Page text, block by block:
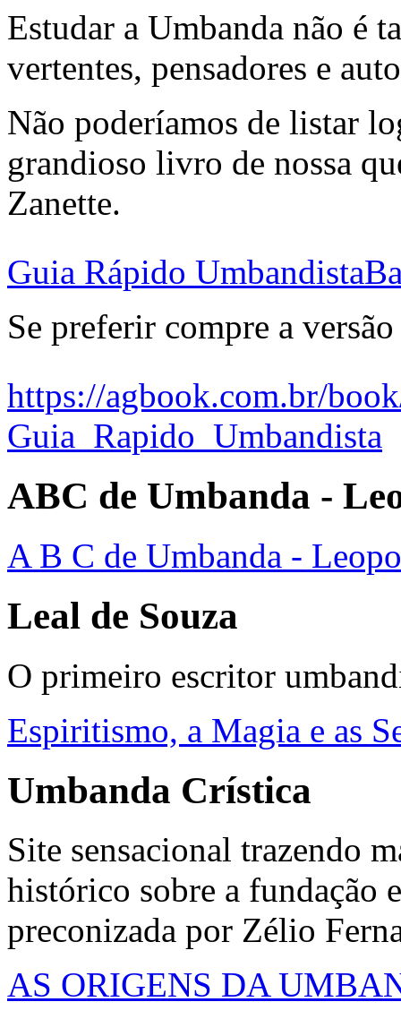
Estudar a Umbanda não é
vertentes, pensadores e
Não poderíamos de listar
grandioso livro de nossa
Zanette.
Guia Rápido Umbandista
Se preferir compre a
https://agbook.com.br/
Guia_Rapido_Umbandista
ABC de Umbanda -
A B C de Umbanda -
Leal de Souza
O primeiro escritor
Espiritismo, a Magia e as
Umbanda Crística
Site sensacional trazendo
histórico sobre a fundação
preconizada por Zélio
AS ORIGENS DA